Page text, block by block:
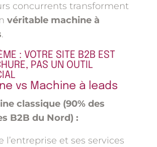
concurrents transforment
véritable machine à
.
: VOTRE SITE B2B EST
PAS UN OUTIL
vs Machine à leads
classique (90% des
B2B du Nord) :
l’entreprise et ses services